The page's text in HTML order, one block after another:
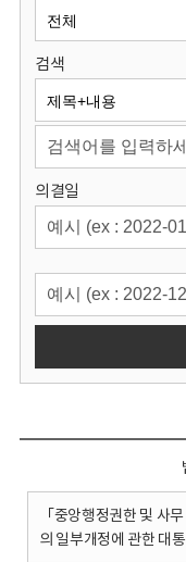
원
회
검색
의결일
「중앙행정권한 및 사
의 일부개정에 관한 대